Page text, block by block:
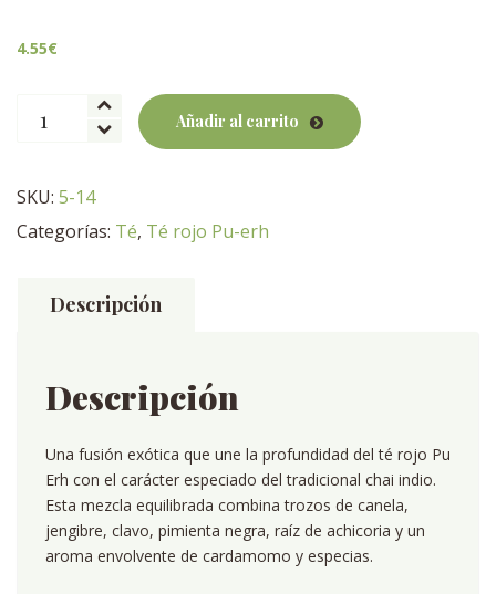
4.55€
Erh
Añadir al carrito
SKU: 5-14
Categorías: Té, Té rojo Pu-erh
Descripción
Descripción
Una fusión exótica que une la profundidad del té rojo Pu
Erh con el carácter especiado del tradicional chai indio.
Esta mezcla equilibrada combina trozos de canela,
jengibre, clavo, pimienta negra, raíz de achicoria y un
aroma envolvente de cardamomo y especias.